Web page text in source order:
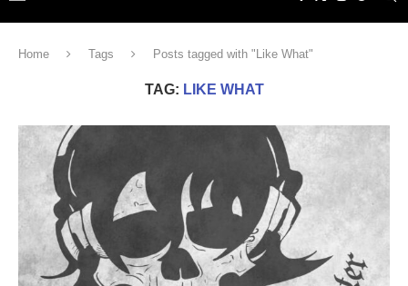
Home Tags Posts tagged with "Like What"
TAG: LIKE WHAT